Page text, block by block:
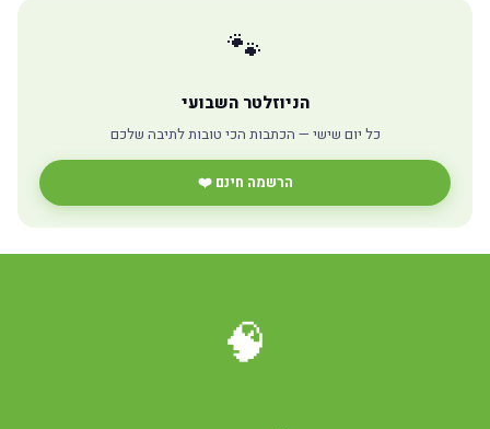
🐾
הניוזלטר השבועי
כל יום שישי — הכתבות הכי טובות לתיבה שלכם
הרשמה חינם ❤️
🧠